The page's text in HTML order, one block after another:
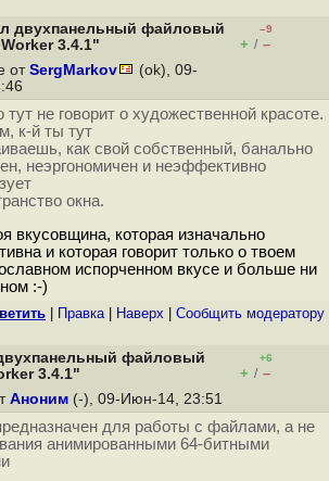
двухпанельный файловый
3.4.1"
–9
+ / –
от SergMarkov
(ok), 09-
тут не говорит о художественной красоте.
к-й ты тут
как свой собственный, банально
неэргономичен и неэффективно
окна.
вкусовщина, которая изначально
и которая говорит только о твоем
испорченном вкусе и больше ни
:-)
Правка| Наверх Cообщить модератору
файловый
3.4.1"
+6
+ / –
Аноним (-), 09-Июн-14, 23:51
для работы с файлами, а не
анимированными 64-битными